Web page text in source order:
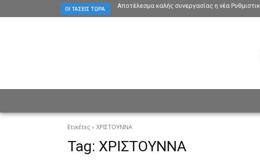
ΟΙ ΤΆΣΕΙΣ ΤΏΡΑ Αποτέλεσμα καλής συνεργασίας η νέα
Ετικέτες ΧΡΙΣΤΟΥΝΝΑ
Tag: ΧΡΙΣΤΟΥΝΝΑ